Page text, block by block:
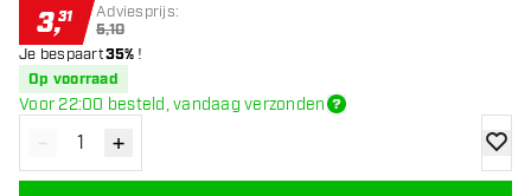
3,31 Adviesprijs:
5,10
Je bespaart35% !
Op voorraad
Voor 22:00 besteld, vandaag verzonden
Verminder hoeveelheid
- Verhoog hoeveelheid
+